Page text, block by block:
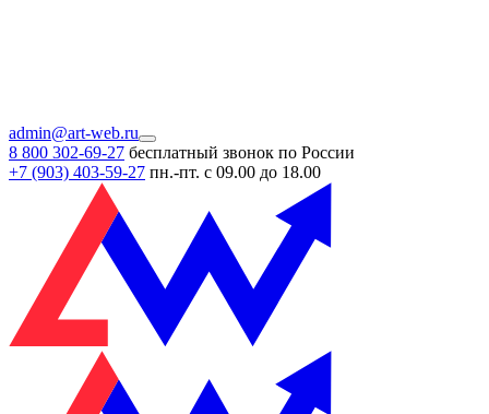
admin@art-web.ru
8 800 302-69-27 бесплатный звонок по России
+7 (903) 403-59-27 пн.-пт. с 09.00 до 18.00